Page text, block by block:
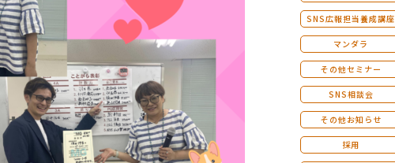
SNS広報担当養成講座
マンダラ
その他セミナー
SNS相談会
その他お知らせ
採用